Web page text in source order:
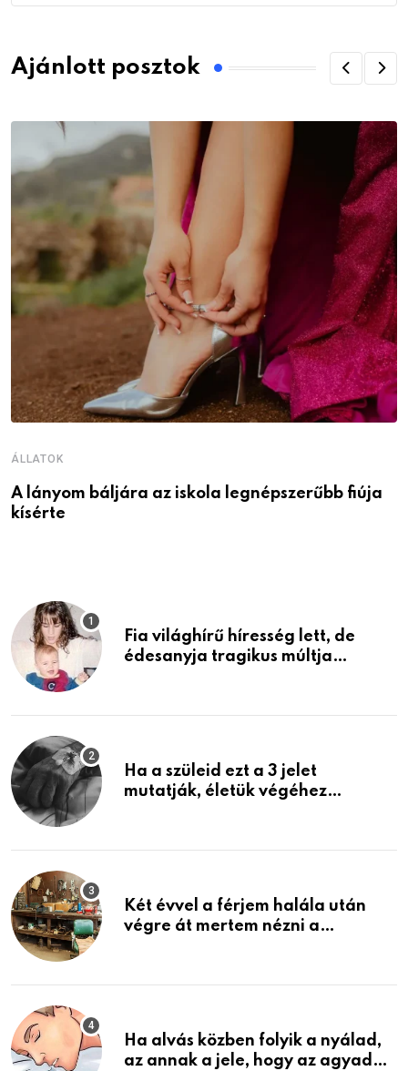
Ajánlott posztok
ÁLLATOK
A lányom báljára az iskola legnépszerűbb fiúja
kísérte
Fia világhírű híresség lett, de
édesanyja tragikus múltja
Ha a szüleid ezt a 3 jelet
mutatják, életük végéhez
Két évvel a férjem halála után
végre át mertem nézni a
életemet
Ha alvás közben folyik a nyálad,
az annak a jele, hogy az agyad…